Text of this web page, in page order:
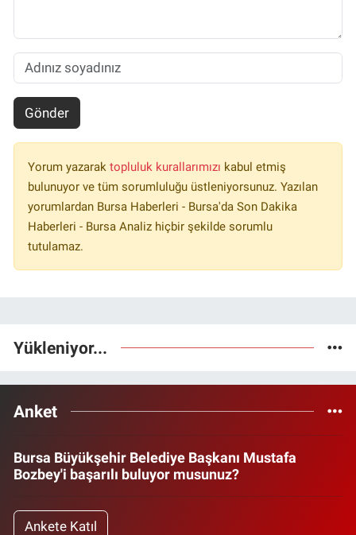
Gönder
Yorum yazarak topluluk kurallarımızı kabul etmiş
bulunuyor ve tüm sorumluluğu üstleniyorsunuz. Yazılan
yorumlardan Bursa Haberleri - Bursa'da Son Dakika
Haberleri - Bursa Analiz hiçbir şekilde sorumlu
tutulamaz.
Yükleniyor...
Anket
Bursa Büyükşehir Belediye Başkanı Mustafa
Bozbey'i başarılı buluyor musunuz?
Ankete Katıl